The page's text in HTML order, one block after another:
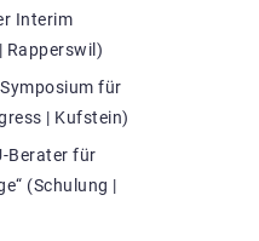
Interim
Rapperswil)
für
| Kufstein)
Berater für
(Schulung |